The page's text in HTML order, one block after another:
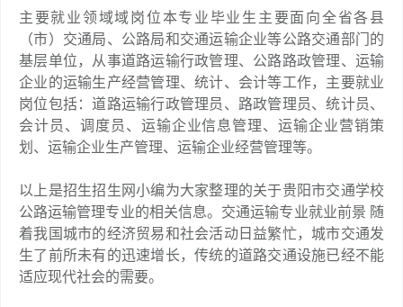
主要就业领域域岗位本专业毕业生主要面向全省各县
（市）交通局、公路局和交通运输企业等公路交通部门的
基层单位，从事道路运输行政管理、公路路政管理、运输
企业的运输生产经营管理、统计、会计等工作，主要就业
岗位包括：道路运输行政管理员、路政管理员、统计员、
会计员、调度员、运输企业信息管理、运输企业营销策
划、运输企业生产管理、运输企业经营管理等。
以上是招生招生网小编为大家整理的关于贵阳市交通学校
公路运输管理专业的相关信息。交通运输专业就业前景 随
着我国城市的经济贸易和社会活动日益繁忙，城市交通发
生了前所未有的迅速增长，传统的道路交通设施已经不能
适应现代社会的需要。